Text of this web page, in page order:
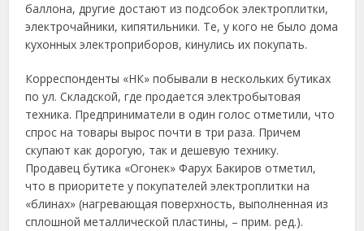
баллона, другие достают из подсобок электроплитки,
электрочайники, кипятильники. Те, у кого не было дома
кухонных электроприборов, кинулись их покупать.
Корреспонденты «НК» побывали в нескольких бутиках
по ул. Складской, где продается электробытовая
техника. Предприниматели в один голос отметили, что
спрос на товары вырос почти в три раза. Причем
скупают как дорогую, так и дешевую технику.
Продавец бутика «Огонек» Фарух Бакиров отметил,
что в приоритете у покупателей электроплитки на
«блинах» (нагревающая поверхность, выполненная из
сплошной металлической пластины, – прим. ред.).